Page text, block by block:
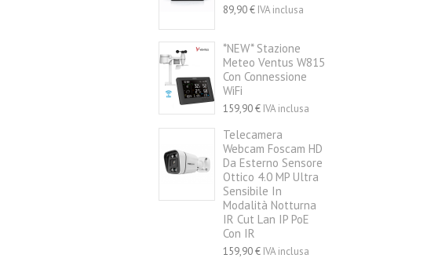
89,90 € IVA inclusa
*NEW* Stazione
Meteo Ventus W815
Con Connessione
WiFi
159,90 € IVA inclusa
Telecamera
Webcam Foscam HD
Da Esterno Sensore
Ottico 4.0 MP Ultra
Sensibile In
Modalità Notturna
IR Cut Lan IP PoE
Con IR
159,90 € IVA inclusa